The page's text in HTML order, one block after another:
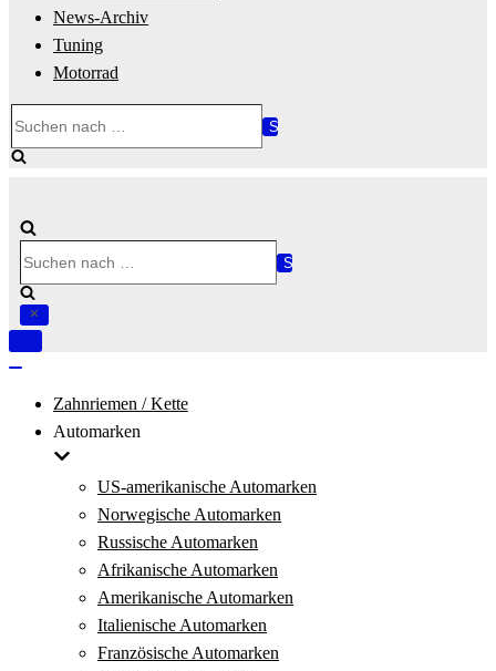
News-Archiv
Tuning
Motorrad
nach …
nach …
Navigation
Zahnriemen / Kette
Automarken
US-amerikanische Automarken
Norwegische Automarken
Russische Automarken
Afrikanische Automarken
Amerikanische Automarken
Italienische Automarken
Französische Automarken